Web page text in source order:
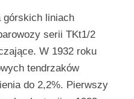
górskich liniach
serii TKt1/2
W 1932 roku
tendrzaków
do 2,2%. Pierwszy